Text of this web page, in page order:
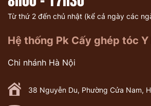
Từ thứ 2 đến chủ nhật (kể cả ngày các
Hệ thống Pk Cấy ghép tóc
Chi nhánh Hà Nội
38 Nguyễn Du, Phường Cửa Nam,